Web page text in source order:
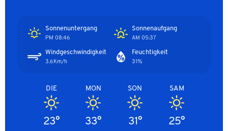
Sonnenaufgang
05:37 AM
Sonnenuntergang
08:46 PM
Feuchtigkeit
31%
Windgeschwindigkeit
3.6Km/h
SAM
25°
SON
31°
MON
33°
DIE
23°